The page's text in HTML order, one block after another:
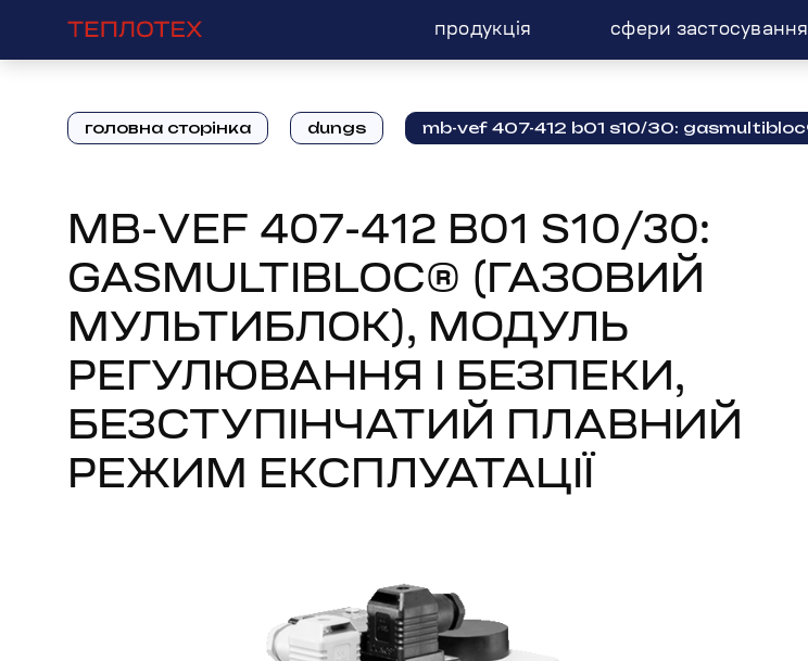
продукція сфери застосування
головна сторінка dungs
MB-VEF 407-412 B01 S10/30:
GASMULTIBLOC® (ГАЗОВИЙ
МУЛЬТИБЛОК), МОДУЛЬ
РЕГУЛЮВАННЯ І БЕЗПЕКИ,
БЕЗСТУПІНЧАТИЙ ПЛАВНИЙ
РЕЖИМ ЕКСПЛУАТАЦІЇ